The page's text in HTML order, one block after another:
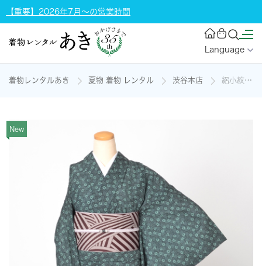
【重要】2026年7月～の営業時間
Language
着物レンタルあき 夏物 着物 レンタル 渋谷本店 絽小紋［小花］の着物レンタル
New